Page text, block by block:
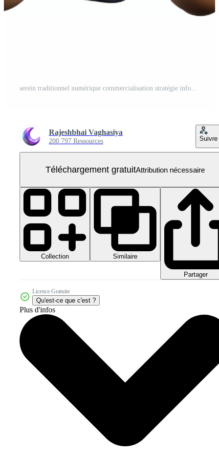
serein traditionnel numérique commercialisation stratégie infographie exclusif PNG Gratuit
Rajeshbhai Vaghasiya
200 797 Ressources Suivre
Téléchargement gratuitAttribution nécessaire
Collection Similaire
Partager
Licence Gratuite
Qu'est-ce que c'est ?
Plus d'infos